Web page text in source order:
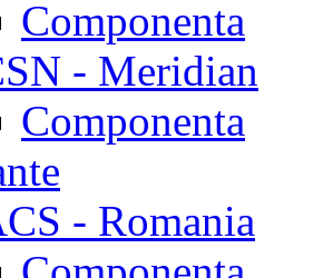
Componenta
- Meridian
Componenta
- Romania